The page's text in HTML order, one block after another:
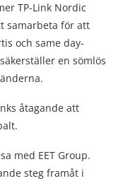
TP-Link Nordic
samarbeta för att
och same day-
en sömlös
åtagande att
med EET Group.
steg framåt i